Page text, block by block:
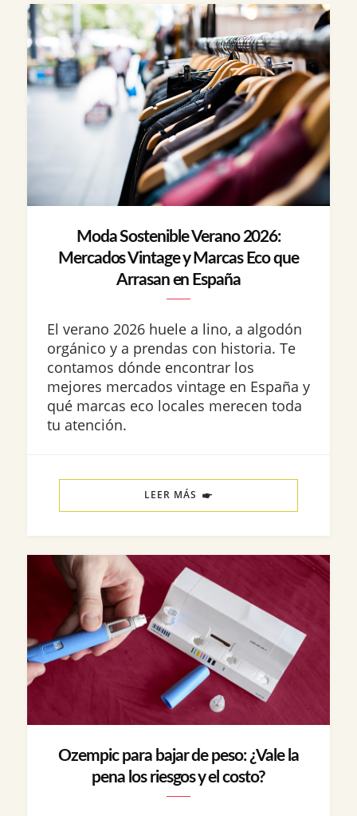
Moda Sostenible Verano 2026:
Mercados Vintage y Marcas Eco que
Arrasan en España
El verano 2026 huele a lino, a algodón
orgánico y a prendas con historia. Te
contamos dónde encontrar los
mejores mercados vintage en España y
qué marcas eco locales merecen toda
tu atención.
LEER MÁS
Ozempic para bajar de peso: ¿Vale la
pena los riesgos y el costo?